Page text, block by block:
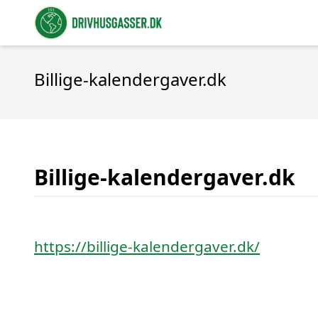
Billige-kalendergaver.dk
Billige-kalendergaver.dk
https://billige-kalendergaver.dk/